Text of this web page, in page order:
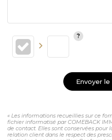
Envoyer
« Les informations recueillies sur ce
fichier informatisé par COMEBACK
de contact. Elles sont conservées pour
relation client dans le respect des